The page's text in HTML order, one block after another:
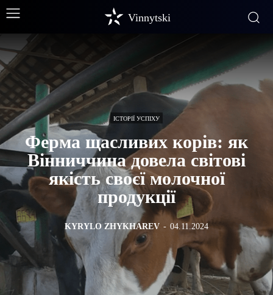
Vinnytski
ІСТОРІЇ УСПІХУ
Ферма щасливих корів: як
Вінниччина довела світові
якість своєї молочної
продукції
KYRYLO ZHYKHAREV - 04.11.2024